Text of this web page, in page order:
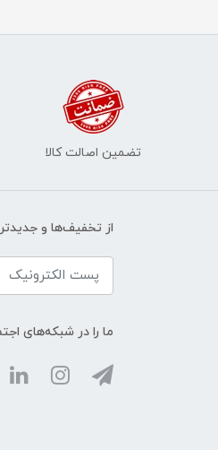
تضمین اصالت کالا
از تخفیف‌ها و
ما را در شبکه‌های